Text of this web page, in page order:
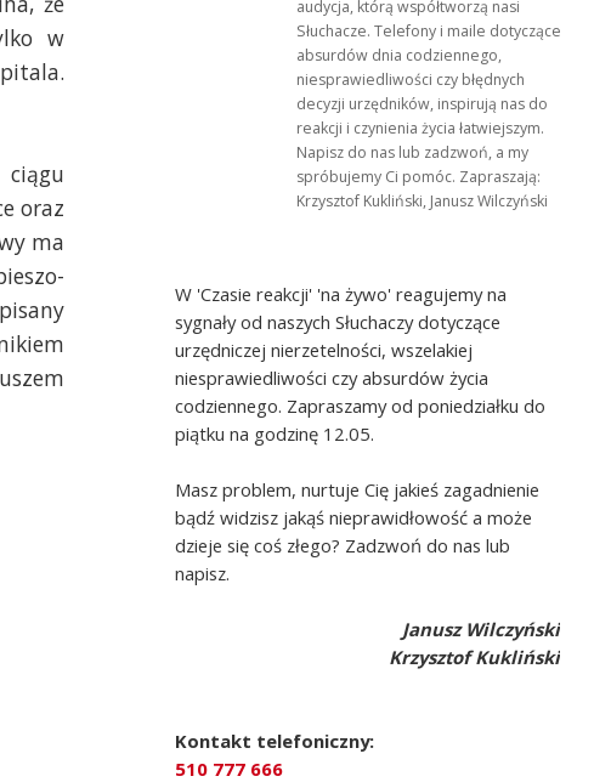
w
oraz
ma
audycja, którą współtworzą nasi
Słuchacze. Telefony i maile dotyczące
absurdów dnia codziennego,
niesprawiedliwości czy błędnych
decyzji urzędników, inspirują nas do
reakcji i czynienia życia łatwiejszym.
Napisz do nas lub zadzwoń, a my
spróbujemy Ci pomóc. Zapraszają:
Krzysztof Kukliński, Janusz Wilczyński
W 'Czasie reakcji' 'na żywo' reagujemy na
sygnały od naszych Słuchaczy dotyczące
urzędniczej nierzetelności, wszelakiej
niesprawiedliwości czy absurdów życia
codziennego. Zapraszamy od poniedziałku do
piątku na godzinę 12.05.
Masz problem, nurtuje Cię jakieś zagadnienie
bądź widzisz jakąś nieprawidłowość a może
dzieje się coś złego? Zadzwoń do nas lub
napisz.
Janusz Wilczyński
Krzysztof Kukliński
Kontakt telefoniczny:
510 777 666